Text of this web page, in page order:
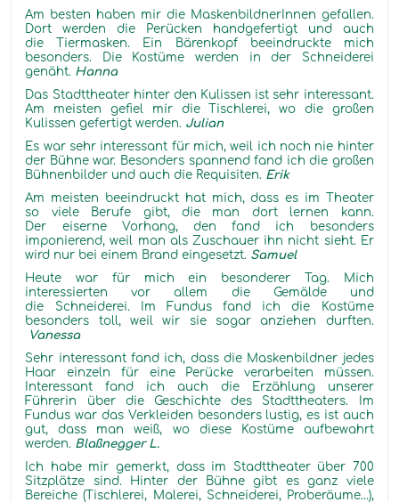
Am besten haben mir die MaskenbildnerInnen gefallen.
Dort werden die Perücken handgefertigt und auch
die Tiermasken. Ein Bärenkopf beeindruckte mich
besonders. Die Kostüme werden in der Schneiderei
genäht. Hanna
Das Stadttheater hinter den Kulissen ist sehr interessant.
Am meisten gefiel mir die Tischlerei, wo die großen
Kulissen gefertigt werden. Julian
Es war sehr interessant für mich, weil ich noch nie hinter
der Bühne war. Besonders spannend fand ich die großen
Bühnenbilder und auch die Requisiten. Erik
Am meisten beeindruckt hat mich, dass es im Theater
so viele Berufe gibt, die man dort lernen kann.
Der eiserne Vorhang, den fand ich besonders
imponierend, weil man als Zuschauer ihn nicht sieht. Er
wird nur bei einem Brand eingesetzt. Samuel
Heute war für mich ein besonderer Tag. Mich
interessierten vor allem die Gemälde und
die Schneiderei. Im Fundus fand ich die Kostüme
besonders toll, weil wir sie sogar anziehen durften.
Vanessa
Sehr interessant fand ich, dass die Maskenbildner jedes
Haar einzeln für eine Perücke verarbeiten müssen.
Interessant fand ich auch die Erzählung unserer
Führerin über die Geschichte des Stadttheaters. Im
Fundus war das Verkleiden besonders lustig, es ist auch
gut, dass man weiß, wo diese Kostüme aufbewahrt
werden. Blaßnegger L.
Ich habe mir gemerkt, dass im Stadttheater über 700
Sitzplätze sind. Hinter der Bühne gibt es ganz viele
Bereiche (Tischlerei, Malerei, Schneiderei, Proberäume…),